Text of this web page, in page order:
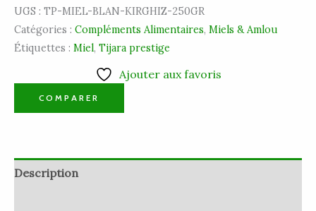
UGS : TP-MIEL-BLAN-KIRGHIZ-250GR
Catégories : Compléments Alimentaires, Miels & Amlou
Étiquettes : Miel, Tijara prestige
Ajouter aux favoris
COMPARER
Description